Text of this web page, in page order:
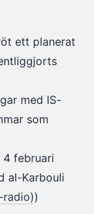
ett planerat
med IS-
som
februari
al-Karbouli
radio))